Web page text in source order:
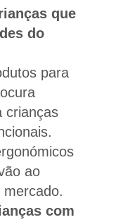
que
do
para
crianças
ao
com